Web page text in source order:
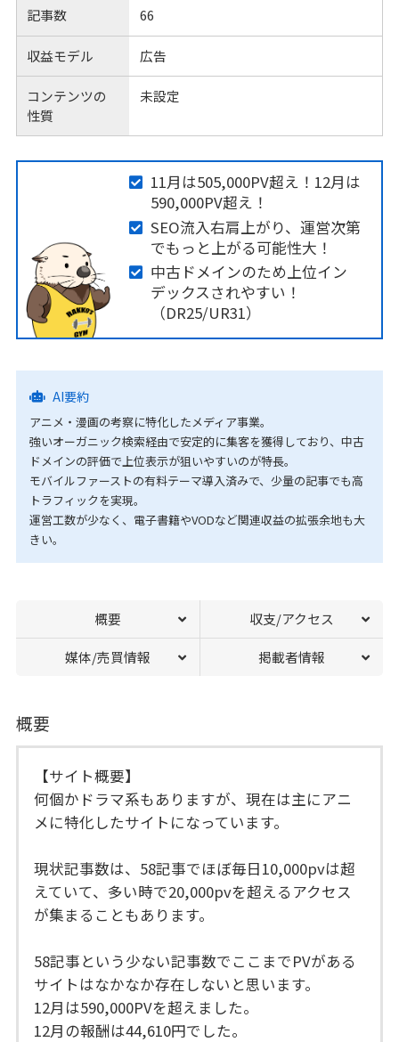
記事数 66
収益モデル 広告
コンテンツの
性質
未設定
11月は505,000PV超え！12月は
590,000PV超え！
SEO流入右肩上がり、運営次第
でもっと上がる可能性大！
中古ドメインのため上位イン
デックスされやすい！
（DR25/UR31）
AI要約
アニメ・漫画の考察に特化したメディア事業。
強いオーガニック検索経由で安定的に集客を獲得しており、中古
ドメインの評価で上位表示が狙いやすいのが特長。
モバイルファーストの有料テーマ導入済みで、少量の記事でも高
トラフィックを実現。
運営工数が少なく、電子書籍やVODなど関連収益の拡張余地も大
きい。
概要 収支/アクセス
媒体/売買情報 掲載者情報
概要
【サイト概要】
何個かドラマ系もありますが、現在は主にアニ
メに特化したサイトになっています。
現状記事数は、58記事でほぼ毎日10,000pvは超
えていて、多い時で20,000pvを超えるアクセス
が集まることもあります。
58記事という少ない記事数でここまでPVがある
サイトはなかなか存在しないと思います。
12月は590,000PVを超えました。
12月の報酬は44,610円でした。